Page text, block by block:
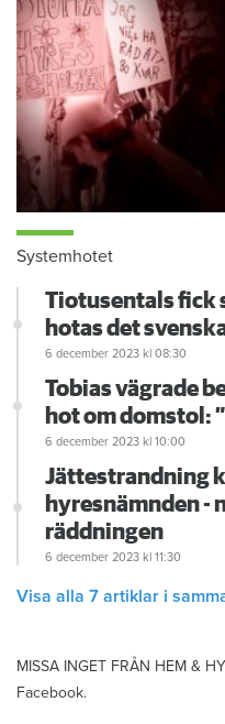
Systemhotet
Tiotusentals fick
hotas det
6 december 2023 kl 08:30
Tobias vägrade
hot om domstol:
6 december 2023 kl 10:00
Jättestrandning
hyresnämnden -
räddningen
6 december 2023 kl 11:30
Visa alla 7 artiklar i
MISSA INGET FRÅN HEM &
Facebook.